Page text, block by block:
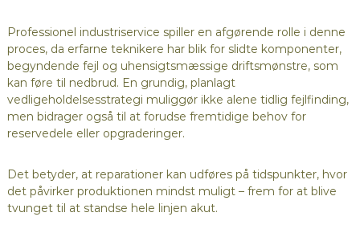
Professionel industriservice spiller en afgørende rolle i denne
proces, da erfarne teknikere har blik for slidte komponenter,
begyndende fejl og uhensigtsmæssige driftsmønstre, som
kan føre til nedbrud. En grundig, planlagt
vedligeholdelsesstrategi muliggør ikke alene tidlig fejlfinding,
men bidrager også til at forudse fremtidige behov for
reservedele eller opgraderinger.
Det betyder, at reparationer kan udføres på tidspunkter, hvor
det påvirker produktionen mindst muligt – frem for at blive
tvunget til at standse hele linjen akut.